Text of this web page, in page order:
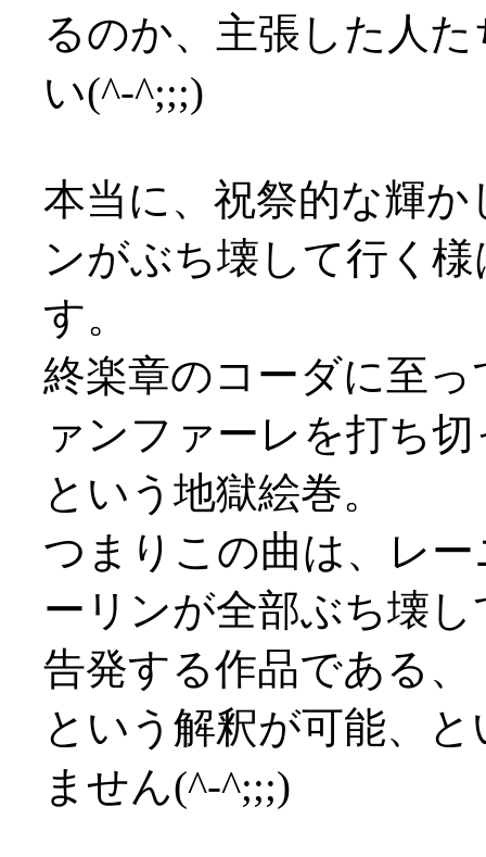
るのか、主張した人
い(^-^;;;)
本当に、祝祭的な輝
ンがぶち壊して行く
す。
終楽章のコーダに至
ァンファーレを打ち
という地獄絵巻。
つまりこの曲は、レ
ーリンが全部ぶち壊
告発する作品である、
という解釈が可能、
ません(^-^;;;)